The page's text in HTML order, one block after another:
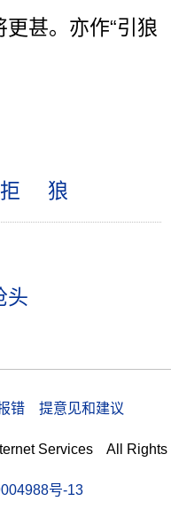
甚。亦作“引狼
拒 狼
头
错 提意见和建议
Services All Rights
号-13